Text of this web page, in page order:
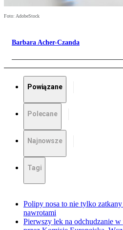
Foto: AdobeStock
Barbara Acher-Czanda
Powiązane
Polecane
Najnowsze
Tagi
Polipy nosa to nie tylko
nawrotami
Pierwszy lek na odchudzanie